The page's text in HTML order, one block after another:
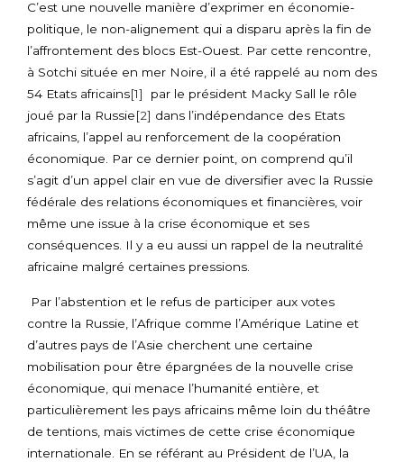
C’est une nouvelle manière d’exprimer en économie-
politique, le non-alignement qui a disparu après la fin de
l’affrontement des blocs Est-Ouest. Par cette rencontre,
à Sotchi située en mer Noire, il a été rappelé au nom des
54 Etats africains[1]
par le président Macky Sall le rôle
joué par la Russie[2] dans l’indépendance des Etats
africains, l’appel au renforcement de la coopération
économique. Par ce dernier point, on comprend qu’il
s’agit d’un appel clair en vue de diversifier avec la Russie
fédérale des relations économiques et financières, voir
même une issue à la crise économique et ses
conséquences. Il y a eu aussi un rappel de la neutralité
africaine malgré certaines pressions.
Par l’abstention et le refus de participer aux votes
contre la Russie, l’Afrique comme l’Amérique Latine et
d’autres pays de l’Asie cherchent une certaine
mobilisation pour être épargnées de la nouvelle crise
économique, qui menace l’humanité entière, et
particulièrement les pays africains même loin du théâtre
de tentions, mais victimes de cette crise économique
internationale. En se référant au Président de l’UA, la